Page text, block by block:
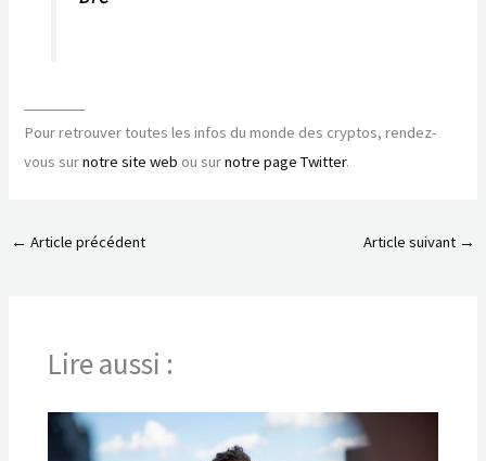
Pour retrouver toutes les infos du monde des cryptos, rendez-
vous surnotre site web ou surnotre page Twitter.
← Article précédent Article suivant →
Lire aussi :